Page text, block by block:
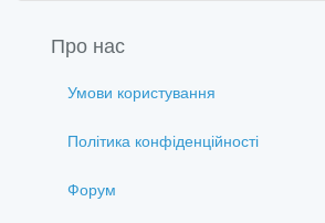
Про нас
Умови користування
Політика конфіденційності
Форум